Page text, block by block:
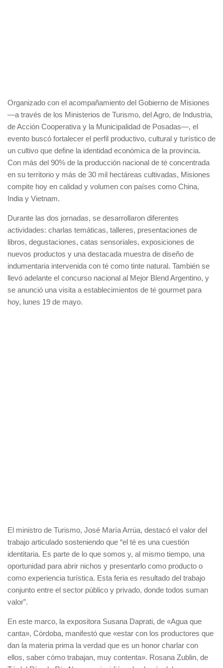
Organizado con el acompañamiento del Gobierno de Misiones
—a través de los Ministerios de Turismo, del Agro, de Industria,
de Acción Cooperativa y la Municipalidad de Posadas—, el
evento buscó fortalecer el perfil productivo, cultural y turístico de
un cultivo que define la identidad económica de la provincia.
Con más del 90% de la producción nacional de té concentrada
en su territorio y más de 30 mil hectáreas cultivadas, Misiones
compite hoy en calidad y volumen con países como China,
India y Vietnam.
Durante las dos jornadas, se desarrollaron diferentes
actividades: charlas temáticas, talleres, presentaciones de
libros, degustaciones, catas sensoriales, exposiciones de
nuevos productos y una destacada muestra de diseño de
indumentaria intervenida con té como tinte natural. También se
llevó adelante el concurso nacional al Mejor Blend Argentino, y
se anunció una visita a establecimientos de té gourmet para
hoy, lunes 19 de mayo.
El ministro de Turismo, José María Arrúa, destacó el valor del
trabajo articulado sosteniendo que “el té es una cuestión
identitaria. Es parte de lo que somos y, al mismo tiempo, una
oportunidad para abrir nichos y presentarlo como producto o
como experiencia turística. Esta feria es resultado del trabajo
conjunto entre el sector público y privado, donde todos suman
valor”.
En este marco, la expositora Susana Daprati, de «Agua que
canta», Córdoba, manifestó que «estar con los productores que
dan la materia prima la verdad que es un honor charlar con
ellos, saber cómo trabajan, muy contenta». Rosana Zublin, de